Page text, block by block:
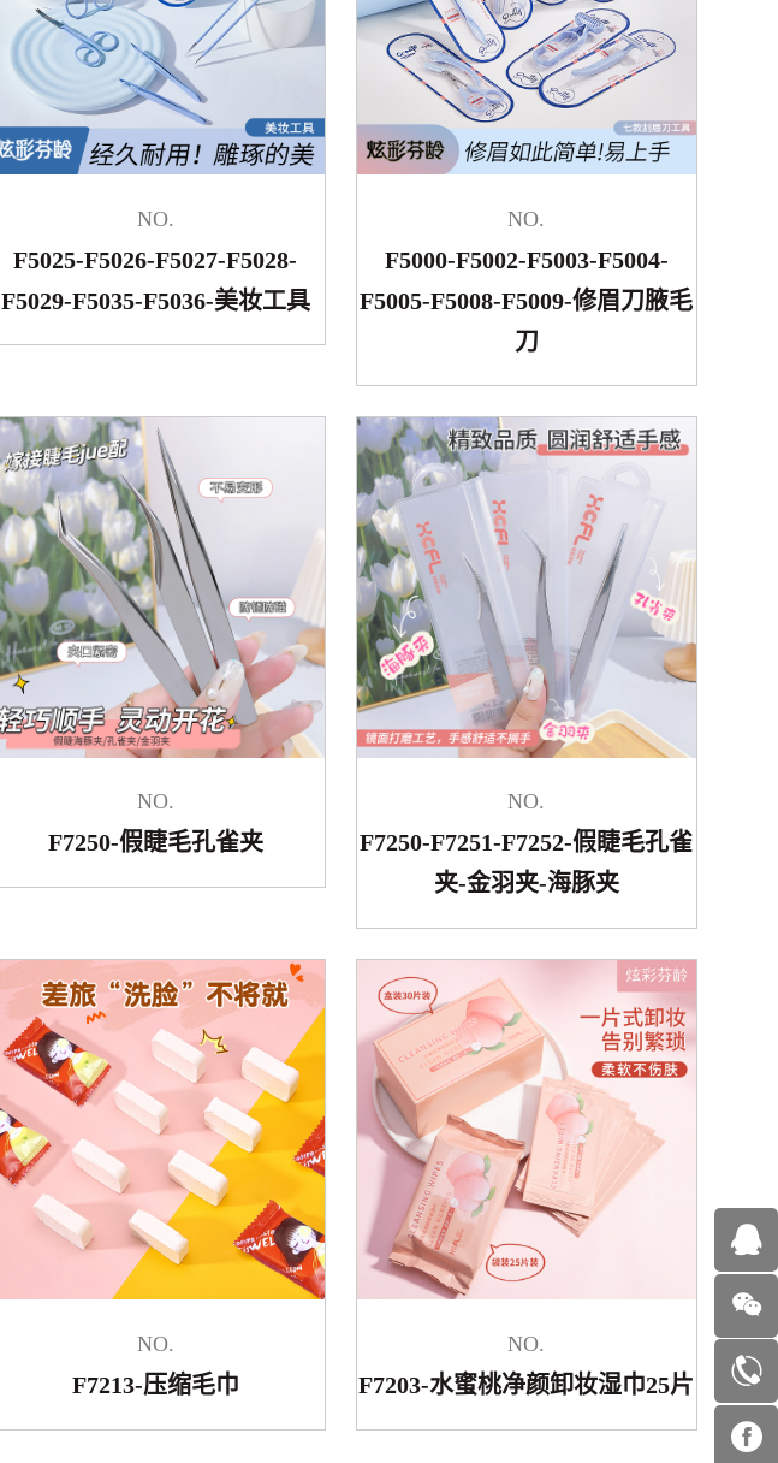
NO.
F5025-F5026-F5027-F5028-
F5029-F5035-F5036-美妆工具
NO.
F5000-F5002-F5003-F5004-
F5005-F5008-F5009-修眉刀腋毛
刀
NO.
F7250-假睫毛孔雀夹
NO.
F7250-F7251-F7252-假睫毛孔雀
夹-金羽夹-海豚夹
NO.
F7213-压缩毛巾
NO.
F7203-水蜜桃净颜卸妆湿巾25片